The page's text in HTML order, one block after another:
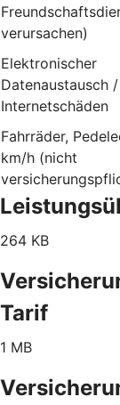
verursachen)
Elektronischer
Datenaustausch /
Internetschäden
Fahrräder,
km/h (nicht
264 KB
Tarif
1 MB